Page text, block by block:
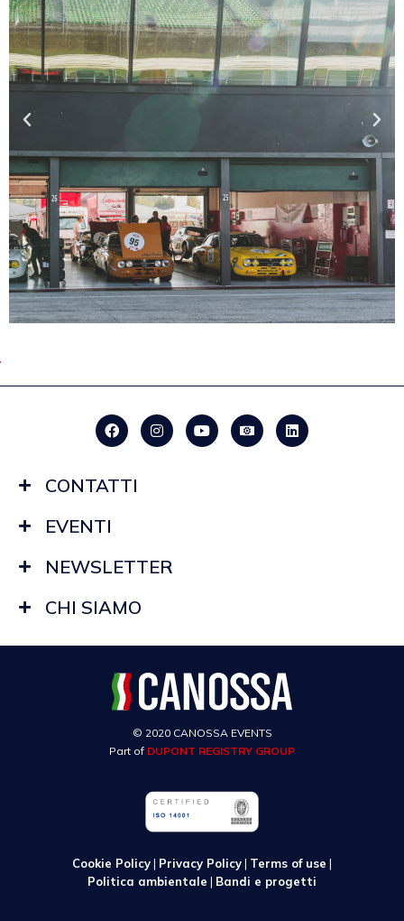
CONTATTI
EVENTI
NEWSLETTER
CHI SIAMO
© 2020 CANOSSA EVENTS
Part of DUPONT REGISTRY GROUP
Cookie Policy| Privacy Policy| Terms of use |
Politica ambientale | Bandi e progetti